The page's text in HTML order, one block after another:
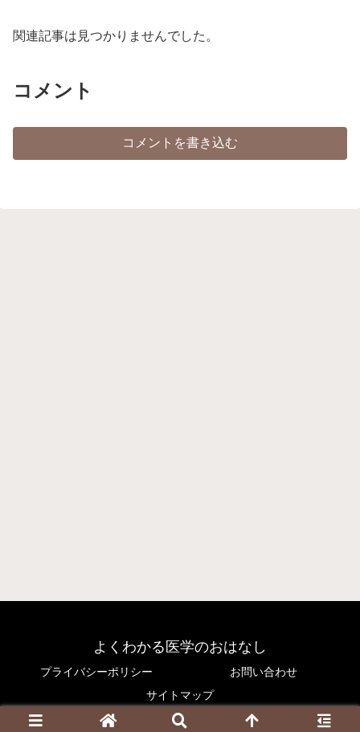
関連記事は見つかりませんでした。
コメント
コメントを書き込む
よくわかる医学のおはなし
プライバシーポリシー
お問い合わせ
サイトマップ
© 2017 よくわかる医学のおはなし.